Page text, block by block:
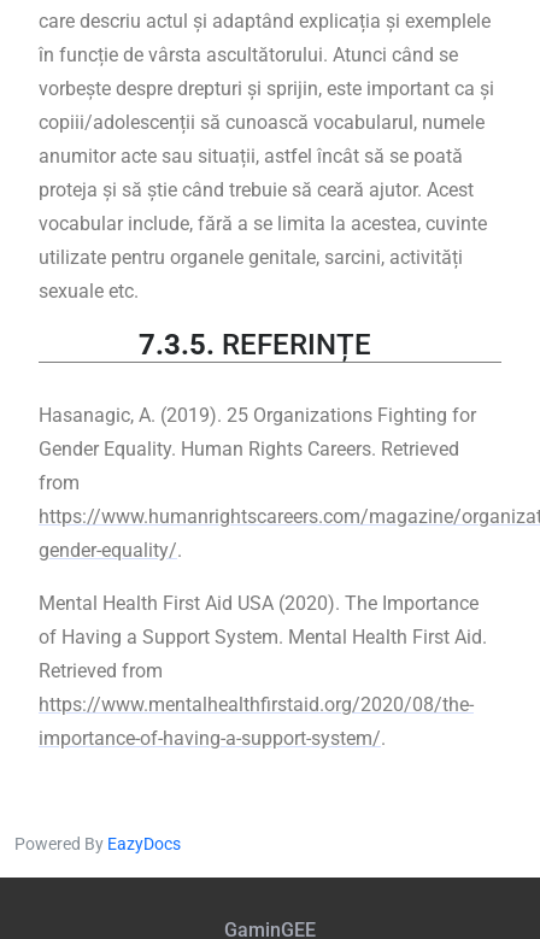
care descriu actul și adaptând explicația și exemplele
în funcție de vârsta ascultătorului. Atunci când se
vorbește despre drepturi și sprijin, este important ca și
copiii/adolescenții să cunoască vocabularul, numele
anumitor acte sau situații, astfel încât să se poată
proteja și să știe când trebuie să ceară ajutor. Acest
vocabular include, fără a se limita la acestea, cuvinte
utilizate pentru organele genitale, sarcini, activități
sexuale etc.
7.3.5. REFERINȚE
‌Hasanagic, A. (2019). 25 Organizations Fighting for
Gender Equality. Human Rights Careers. Retrieved
from
https://www.humanrightscareers.com/magazine/
gender-equality/.
Mental Health First Aid USA (2020). The Importance
of Having a Support System. Mental Health First Aid.
Retrieved from
https://www.mentalhealthfirstaid.org/2020/08/the-
importance-of-having-a-support-system/.
Powered By EazyDocs
GaminGEE